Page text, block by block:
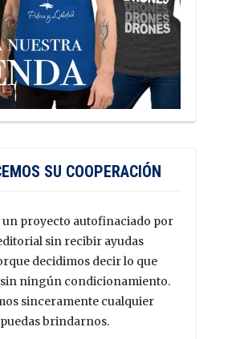
SU COOPERACIÓN
un proyecto autofinaciado por
sin recibir ayudas
decidimos decir lo que
sin ningún condicionamiento.
sinceramente cualquier
brindarnos.